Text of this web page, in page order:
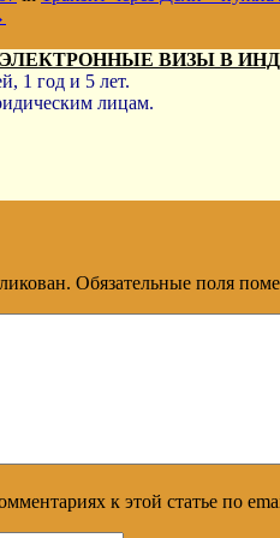
ВИЗЫ В
1 год и 5 лет.
лицам.
Обязательные поля
к этой статье по